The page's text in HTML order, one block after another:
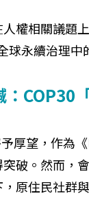
人權相關議題
球永續治理中
COP30
厚望，作為
破。然而，
原住民社群